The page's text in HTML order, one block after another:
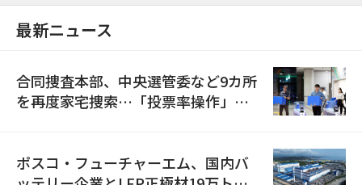
最新ニュース
合同捜査本部、中央選管委など9カ所
を再度家宅捜索…「投票率操作」の
ポスコ・フューチャーエム、国内バ